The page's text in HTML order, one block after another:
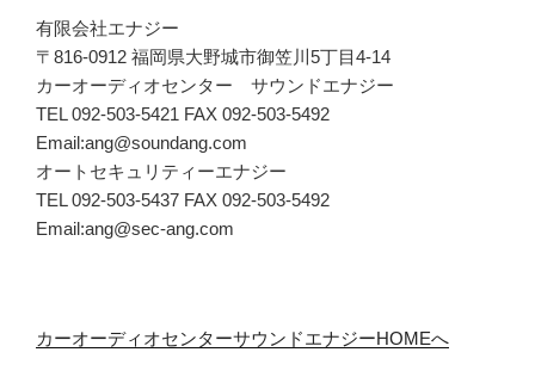
有限会社エナジー
〒816-0912 福岡県大野城市御笠川5丁目4-14
カーオーディオセンター サウンドエナジー
TEL 092-503-5421 FAX 092-503-5492
Email:ang@soundang.com
オートセキュリティーエナジー
TEL 092-503-5437 FAX 092-503-5492
Email:ang@sec-ang.com
カーオーディオセンターサウンドエナジーHOMEへ